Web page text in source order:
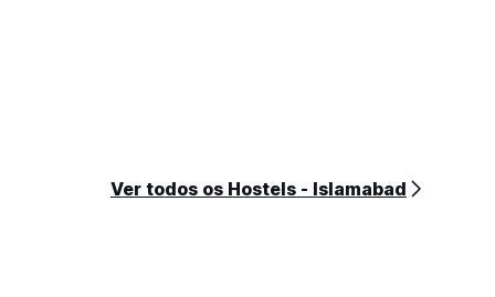
Ver todos os Hostels - Islamabad